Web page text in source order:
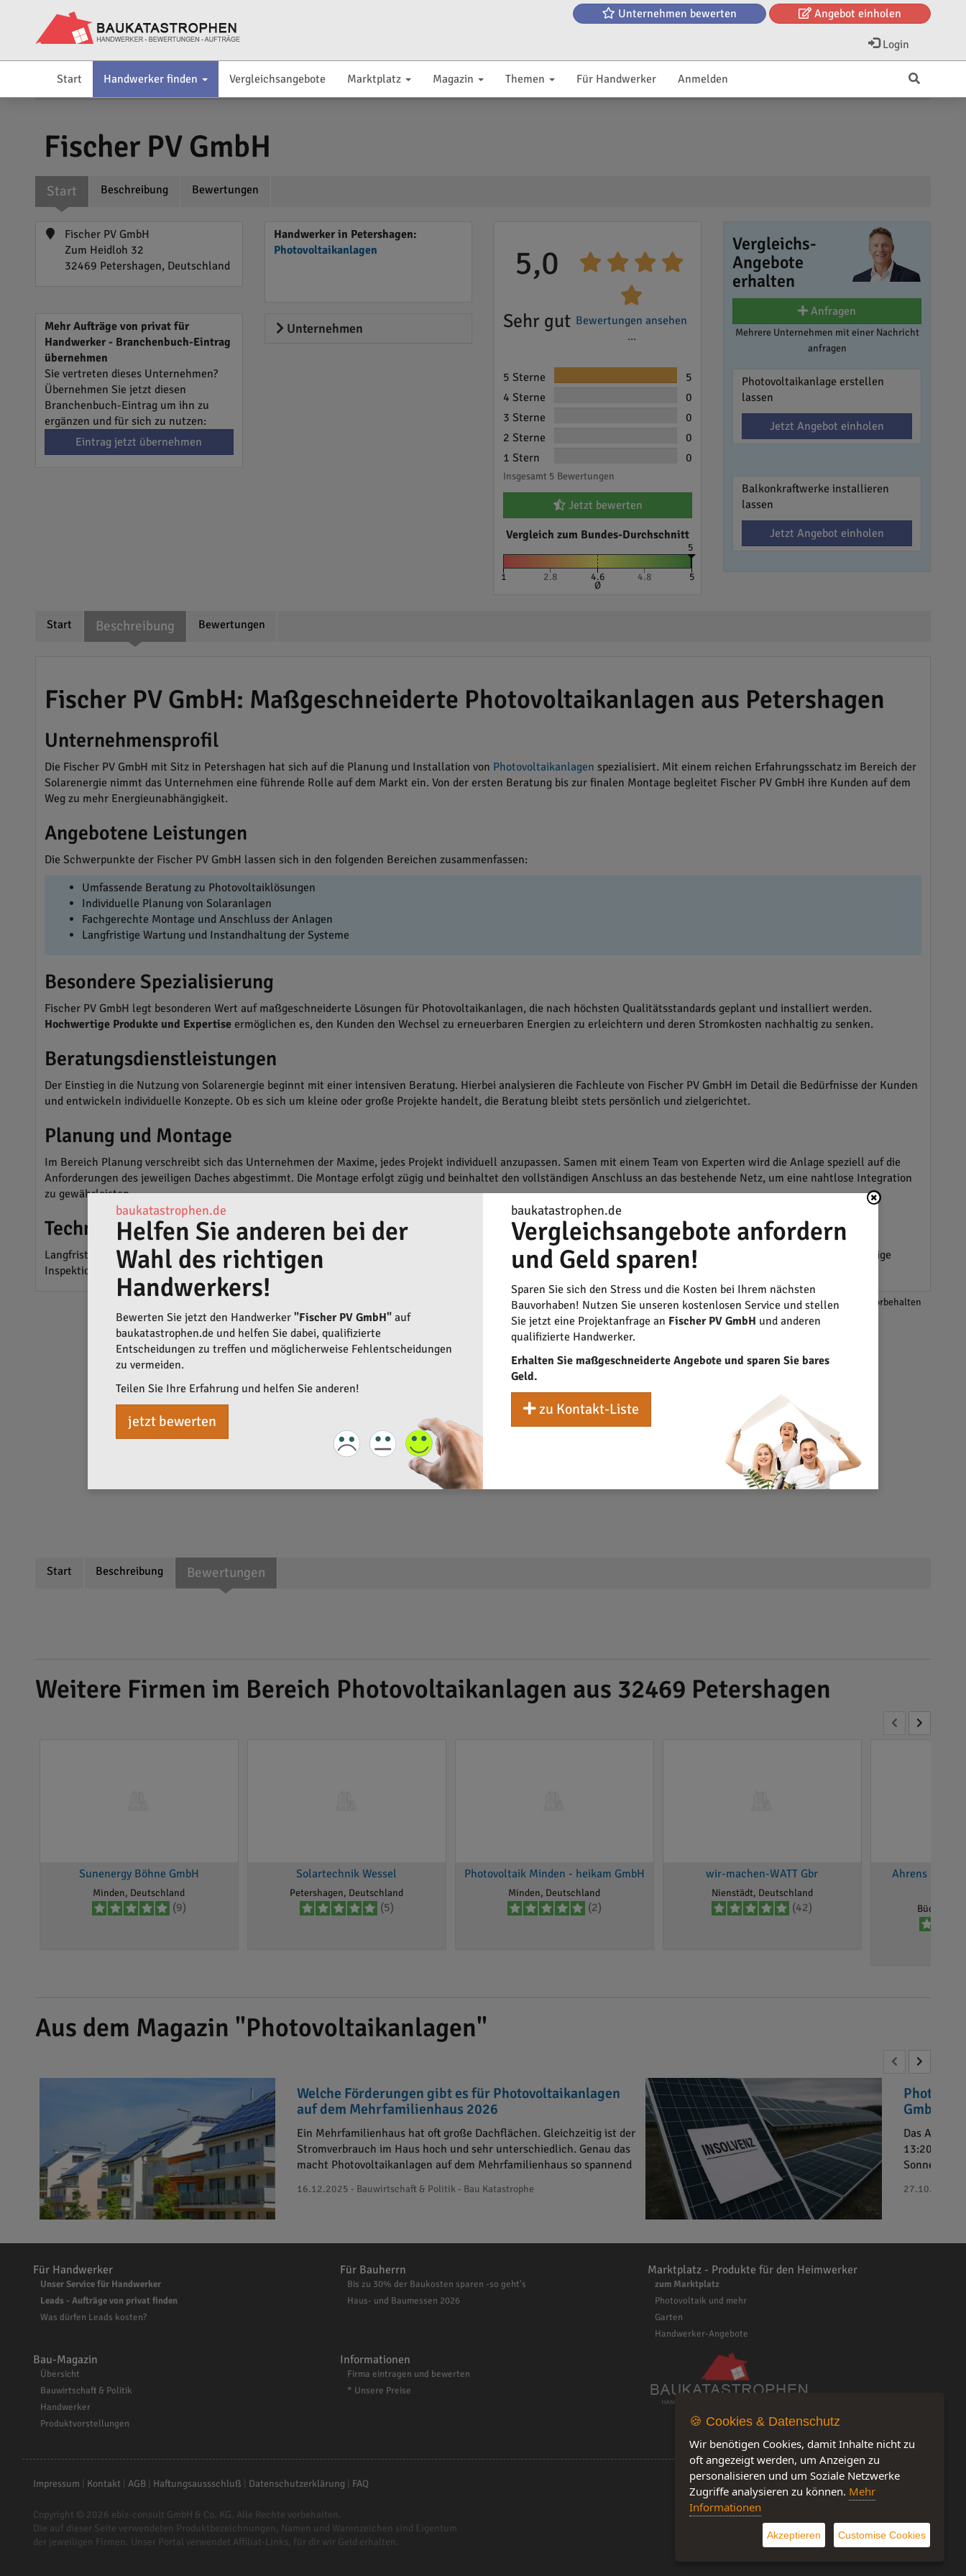
Unternehmen bewerten Angebot einholen
Login
Start Handwerker finden Vergleichsangebote Marktplatz Magazin Themen Für Handwerker Anmelden
Fischer PV GmbH
Start Beschreibung Bewertungen
Fischer PV GmbH
Zum Heidloh 32
32469 Petershagen, Deutschland
Handwerker in Petershagen:
Photovoltaikanlagen
Mehr Aufträge von privat für
Handwerker - Branchenbuch-Eintrag
übernehmen
Sie vertreten dieses Unternehmen?
Übernehmen Sie jetzt diesen
Branchenbuch-Eintrag um ihn zu
ergänzen und für sich zu nutzen:
Eintrag jetzt übernehmen
Unternehmen
5,0
Sehr gut Bewertungen ansehen
...
5 Sterne
5
4 Sterne
0
3 Sterne
0
2 Sterne
0
1 Stern
0
Insgesamt 5 Bewertungen
Jetzt bewerten
Vergleich zum Bundes-Durchschnitt
5
1 2.8 4.6
Ø
4.8 5
Vergleichs-
Angebote
erhalten
Anfragen
Mehrere Unternehmen mit einer Nachricht
anfragen
Photovoltaikanlage erstellen
lassen
Jetzt Angebot einholen
Balkonkraftwerke installieren
lassen
Jetzt Angebot einholen
Start Beschreibung Bewertungen
Fischer PV GmbH: Maßgeschneiderte Photovoltaikanlagen aus Petershagen
Unternehmensprofil
Die Fischer PV GmbH mit Sitz in Petershagen hat sich auf die Planung und Installation von Photovoltaikanlagen spezialisiert. Mit einem reichen Erfahrungsschatz im Bereich der
Solarenergie nimmt das Unternehmen eine führende Rolle auf dem Markt ein. Von der ersten Beratung bis zur finalen Montage begleitet Fischer PV GmbH ihre Kunden auf dem
Weg zu mehr Energieunabhängigkeit.
Angebotene Leistungen
Die Schwerpunkte der Fischer PV GmbH lassen sich in den folgenden Bereichen zusammenfassen:
Umfassende Beratung zu Photovoltaiklösungen
Individuelle Planung von Solaranlagen
Fachgerechte Montage und Anschluss der Anlagen
Langfristige Wartung und Instandhaltung der Systeme
Besondere Spezialisierung
Fischer PV GmbH legt besonderen Wert auf maßgeschneiderte Lösungen für Photovoltaikanlagen, die nach höchsten Qualitätsstandards geplant und installiert werden.
Hochwertige Produkte und Expertiseermöglichen es, den Kunden den Wechsel zu erneuerbaren Energien zu erleichtern und deren Stromkosten nachhaltig zu senken.
Beratungsdienstleistungen
Der Einstieg in die Nutzung von Solarenergie beginnt mit einer intensiven Beratung. Hierbei analysieren die Fachleute von Fischer PV GmbH im Detail die Bedürfnisse der Kunden
und entwickeln individuelle Konzepte. Ob es sich um kleine oder große Projekte handelt, die Beratung bleibt stets persönlich und zielgerichtet.
Planung und Montage
Im Bereich Planung verschreibt sich das Unternehmen der Maxime, jedes Projekt individuell anzupassen. Samen mit einem Team von Experten wird die Anlage speziell auf die
Anforderungen des jeweiligen Daches abgestimmt. Die Montage erfolgt zügig und beinhaltet den vollständigen Anschluss an das bestehende Netz, um eine nahtlose Integration
zu gewährleisten.
Technische Wartung
Langfristig bietet Fischer PV GmbH kontinuierliche Wartungsdienste an, um die Langlebigkeit und Leistungsfähigkeit der Photovoltaikanlagen sicherzustellen. Regelmäßige
Inspektionen und notwendige Anpassungen garantieren einen reibungslosen Betrieb und maximalen Ertrag.
*Änderungen und Irrtümer vorbehalten
Start Beschreibung Bewertungen
Weitere Firmen im Bereich Photovoltaikanlagen aus 32469 Petershagen
Sunenergy Böhne GmbH
Minden, Deutschland
(9)
Solartechnik Wessel
Petershagen, Deutschland
(5)
Photovoltaik Minden - heikam GmbH
Minden, Deutschland
(2)
wir-machen-WATT Gbr
Nienstädt, Deutschland
(42)
Ahrens Solar-
Aus dem Magazin "Photovoltaikanlagen"
Welche Förderungen gibt es für Photovoltaikanlagen
auf dem Mehrfamilienhaus 2026
Ein Mehrfamilienhaus hat oft große Dachflächen. Gleichzeitig ist der
Stromverbrauch im Haus hoch und sehr unterschiedlich. Genau das
macht Photovoltaikanlagen auf dem Mehrfamilienhaus so spannend
16.12.2025 - Bauwirtschaft & Politik - Bau Katastrophe
GmbH“
Das
13:20 Uhr
27.10.2025 -
baukatastrophen.de
Helfen Sie anderen bei der
Wahl des richtigen
Handwerkers!
Bewerten Sie jetzt den Handwerker "Fischer PV GmbH" auf
baukatastrophen.de und helfen Sie dabei, qualifizierte
Entscheidungen zu treffen und möglicherweise Fehlentscheidungen
zu vermeiden.
Teilen Sie Ihre Erfahrung und helfen Sie anderen!
jetzt bewerten
baukatastrophen.de
Vergleichsangebote anfordern
und Geld sparen!
Sparen Sie sich den Stress und die Kosten bei Ihrem nächsten
Bauvorhaben! Nutzen Sie unseren kostenlosen Service und stellen
Sie jetzt eine Projektanfrage an Fischer PV GmbH und anderen
qualifizierte Handwerker.
Erhalten Sie maßgeschneiderte Angebote und sparen Sie bares
Geld.
zu Kontakt-Liste
Für Handwerker
Unser Service für Handwerker
Leads - Aufträge von privat finden
Was dürfen Leads kosten?
Für Bauherrn
Bis zu 30% der Baukosten sparen -so geht's
Haus- und Baumessen 2026
Marktplatz - Produkte für den Heimwerker
zum Marktplatz
Photovoltaik und mehr
Garten
Handwerker-Angebote
Bau-Magazin
Übersicht
Bauwirtschaft & Politik
Handwerker
Produktvorstellungen
Informationen
Firma eintragen und bewerten
* Unsere Preise
Impressum Kontakt| AGB| Haftungsaussschluß Datenschutzerklärung| FAQ
Copyright © 2026 ebiz-consult GmbH & Co. KG. Alle Rechte vorbehalten.
Die auf dieser Seite verwendeten Produktbezeichnungen, Namen und Warenzeichen sind Eigentum
der jeweiligen Firmen. Unser Portal verwendet Affiliat-Links, für dir wir Geld erhalten.
🍪 Cookies & Datenschutz
Wir benötigen Cookies, damit Inhalte nicht zu
oft angezeigt werden, um Anzeigen zu
personalisieren und um Soziale Netzwerke
Zugriffe analysieren zu können. Mehr
Informationen
Akzeptieren Customise Cookies